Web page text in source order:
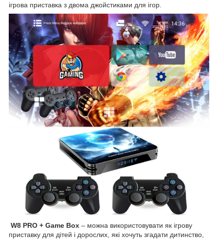
ігрова приставка з двома джойстиками для ігор.
W8 PRO + Game Box – можна використовувати як ігрову
приставку для дітей і дорослих, які хочуть згадати дитинство,